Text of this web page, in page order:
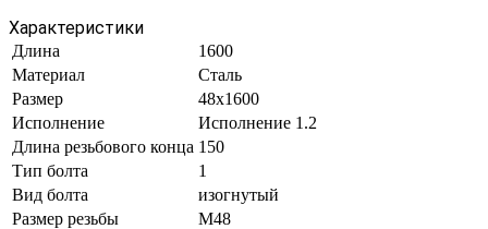
Характеристики
Длина
1600
Материал
Сталь
Размер
48х1600
Исполнение
Исполнение 1.2
Длина резьбового конца 150
Тип болта
1
Вид болта
изогнутый
Размер резьбы
М48